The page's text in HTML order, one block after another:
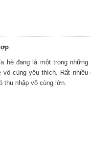
hè đang là một trong
cùng yêu thích. Rất nhiều
thu nhập vô cùng lớn.